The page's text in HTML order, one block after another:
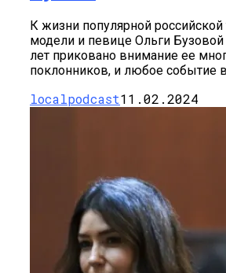
К жизни популярной
модели и певице Ольги
лет приковано внимание ее
поклонников, и любое событие
localpodcast11.02.2024